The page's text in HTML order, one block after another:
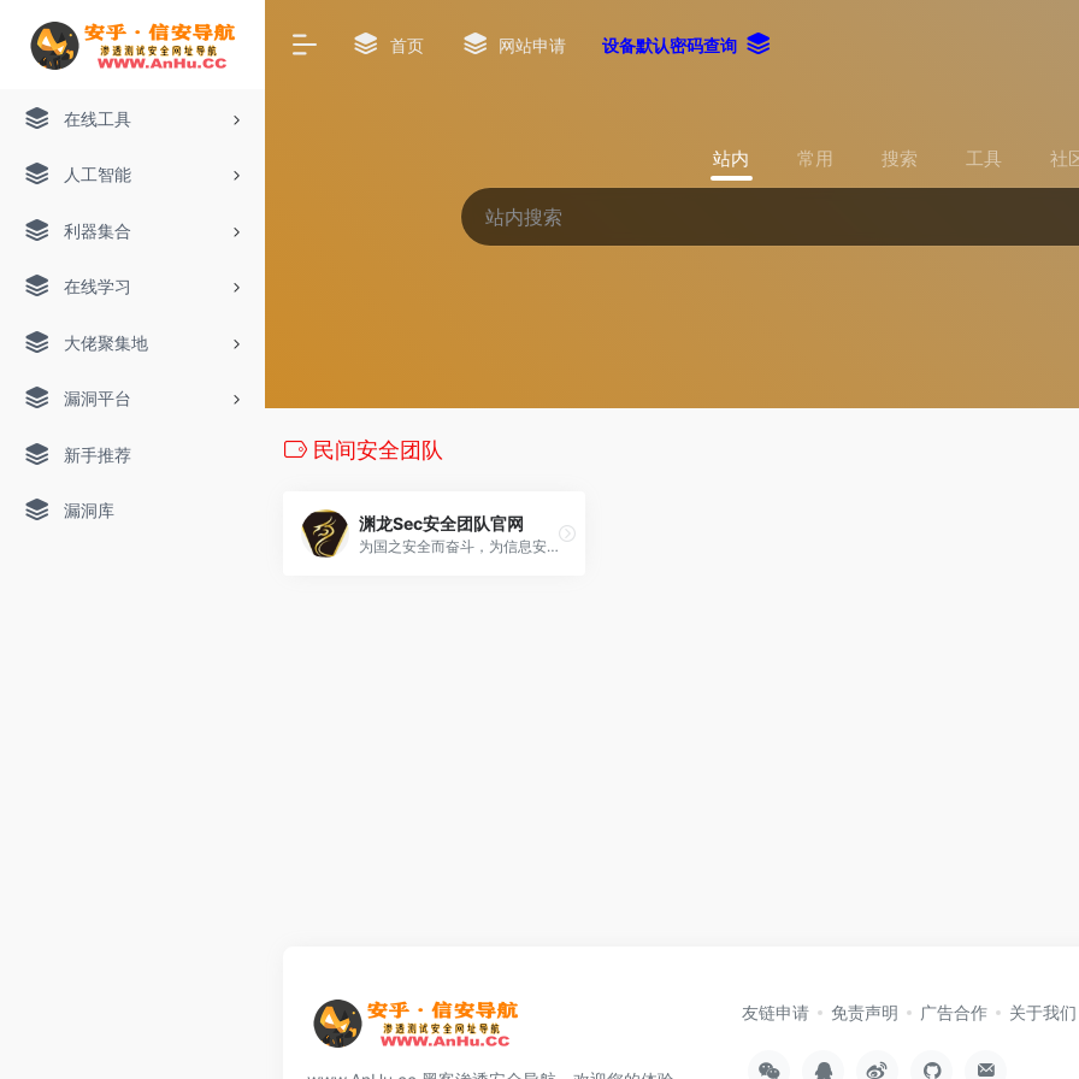
在线工具
人工智能
利器集合
在线学习
大佬聚集地
漏洞平台
新手推荐
漏洞库
首页 网站申请 设备默认密码查询
站内 常用 搜索 工具 社
民间安全团队
渊龙Sec安全团队官网
为国之安全而奋斗，为信息安全而发声！
友链申请 免责声明 广告合作 关于我们